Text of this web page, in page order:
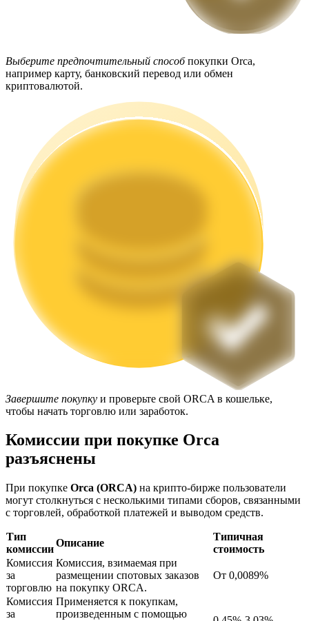
Высокая прибыль и мгновенный доступ
Гибкая ставка для заработка популярных токенов
Эксклюзивные инвестиции для владельцев BTR
Кредиты
Сервис заимствований, обеспеченных криптовалютой
Выберите предпочтительный способпокупки Orca,
например карту, банковский перевод или обмен
криптовалютой.
Завершите покупку и проверьте свой ORCA в кошельке,
чтобы начать торговлю или заработок.
Комиссии при покупке Orca
разъяснены
При покупке Orca (ORCA) на крипто-бирже пользователи
могут столкнуться с несколькими типами сборов, связанными
с торговлей, обработкой платежей и выводом средств.
Тип
комиссии
Описание
Типичная
стоимость
Комиссия
за
торговлю
Комиссия, взимаемая при
размещении спотовых заказов
на покупку ORCA.
От 0,0089%
Комиссия
за
Применяется к покупкам,
произведенным с помощью